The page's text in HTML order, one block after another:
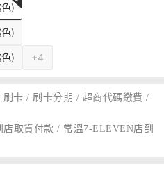
)
)
) +4
卡 / 刷卡分期 / 超商代碼繳費 /
取貨付款 / 常溫7-ELEVEN店到